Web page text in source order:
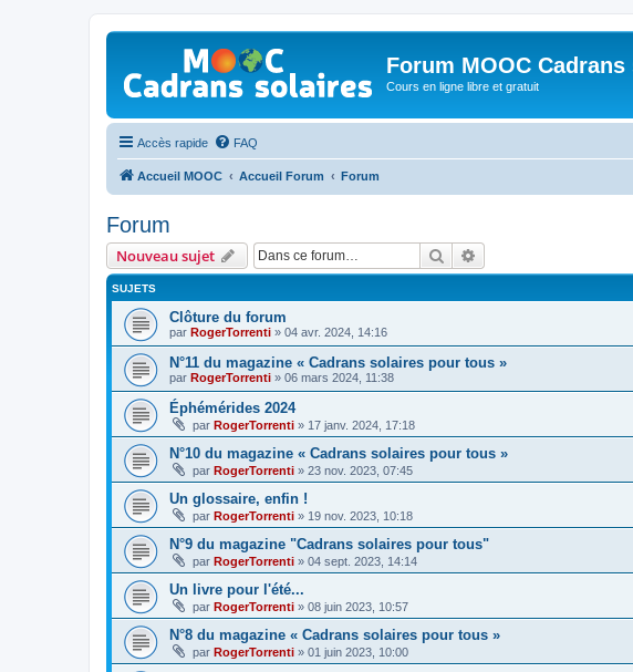
Forum MOOC
Cours en ligne libre et gratuit
Accès rapide FAQ
Accueil MOOC Accueil Forum Forum
Forum
Nouveau sujet Rechercher
SUJETS
Clôture du forum
par RogerTorrenti » 04 avr. 2024, 14:16
N°11 du magazine « Cadrans solaires pour tous »
par RogerTorrenti » 06 mars 2024, 11:38
Éphémérides 2024
par RogerTorrenti » 17 janv. 2024, 17:18
N°10 du magazine « Cadrans solaires pour tous »
par RogerTorrenti » 23 nov. 2023, 07:45
Un glossaire, enfin !
par RogerTorrenti » 19 nov. 2023, 10:18
N°9 du magazine "Cadrans solaires pour tous"
par RogerTorrenti » 04 sept. 2023, 14:14
Un livre pour l'été...
par RogerTorrenti » 08 juin 2023, 10:57
N°8 du magazine « Cadrans solaires pour tous »
par RogerTorrenti » 01 juin 2023, 10:00